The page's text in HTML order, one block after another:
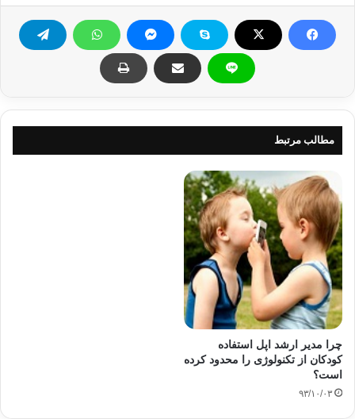
بازی‌ای که به آخر رساندنش کار هر کسی نیست را رد کنند.
بچه‌های امروزی نمونه کوچک شده والدین‌شان هستند. نمونه آنهایی
که در ‌مهمانی‌ها به جای گپ زدن با حاضران، به غایب‌های جمع وایبر
سلامت روی گوشی خود هستند. هدیه پژوهشگران فناوری اطلاعات
به بچه‌های امروزی نه هوش بیشتر و نه ذهن آماده‌تر است. آنها روی
مبل‌های راحتی، صاحب بدنی خسته و انباشه از چربی می‌شوند و
پشت صفحه تبلت‌ها، چشم‌هایی آزرده و ذهنی آشفته را از آن خود
می‌کنند.
شاید بعد از خواندن این یادداشت، به قصد گرفتن تبلت فرزندتان از
او، از روی مبل بلند شوید؛ اما بنشینید! نیازی به محروم کردن
فرزندتان از تبلتش نیست، کافی است خودتان همین حالا گوشی را
روی زمین بگذارید و نه با حرف، بلکه با آوردن ورزش و مطالعه به
ساعت‌های مرده‌تان، به کودک خود هم سبک زندگی سالم را آموزش
دهید.
ساعت های استفاده کودکان از وسایل الکترونیکی را کاهش دهید…
مطالب مرتبط
چرا مدیر ارشد اپل استفاده
کودکان از تکنولوژی را محدود کرده
است؟
۹۳/۱۰/۰۳